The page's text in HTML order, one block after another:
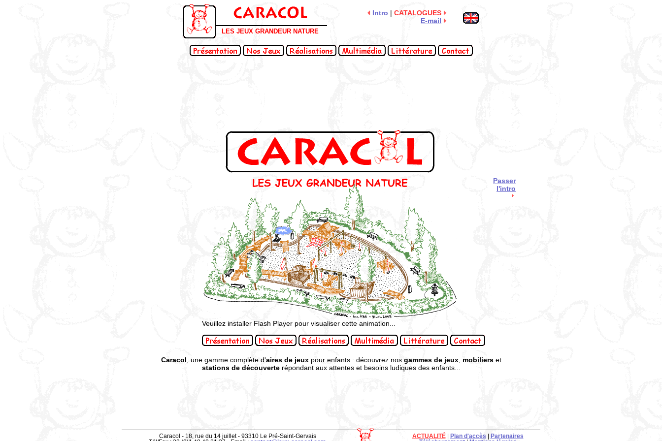
Intro |CATALOGUES
E-mail
LES JEUX GRANDEUR NATURE
Passer
l'intro
Veuillez installer Flash Player pour visualiser cette animation...
Caracol , une gamme complète d'aires de jeuxpour enfants : découvrez nos gammes de jeux, mobilierset
stations de découverterépondant aux attentes et besoins ludiques des enfants...
ACTUALITÉ| Plan d'accès
Partenaires
Caracol - 18, rue du 14 juillet - 93310 Le Pré-Saint-Gervais